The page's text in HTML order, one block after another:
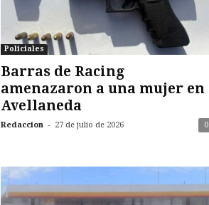
Policiales
Barras de Racing
amenazaron a una mujer en
Avellaneda
Redaccion - 27 de julio de 2026 0